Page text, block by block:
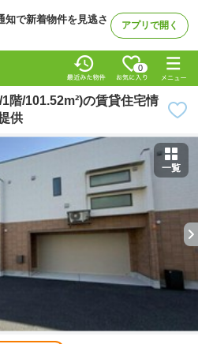
知で新着物件を見逃さ
アプリで開く
0
階/101.52m²)の賃貸住宅情
供
一覧